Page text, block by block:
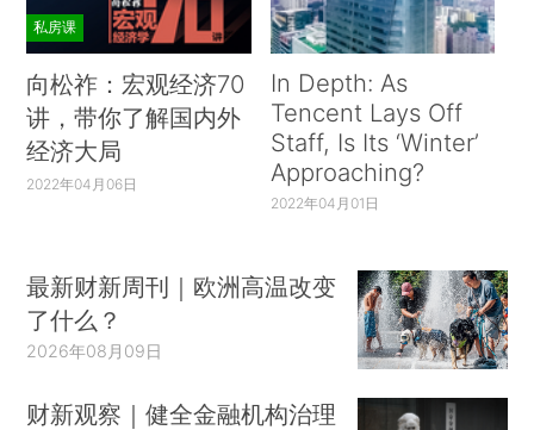
私房课
向松祚：宏观经济70
讲，带你了解国内外
经济大局
2022年04月06日
In Depth: As
Tencent Lays Off
Staff, Is Its ‘Winter’
Approaching?
2022年04月01日
最新财新周刊｜欧洲高温改变
了什么？
2026年08月09日
财新观察｜健全金融机构治理